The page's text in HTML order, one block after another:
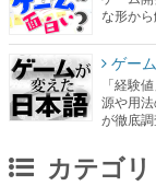
な形か
ゲー
「経験
源や用
が徹底調
カテゴリ